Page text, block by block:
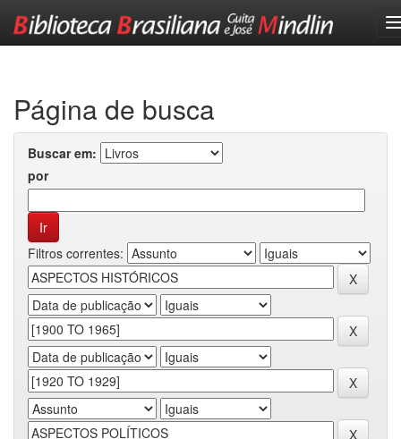
Página de busca
Buscar em:
por
Filtros correntes: